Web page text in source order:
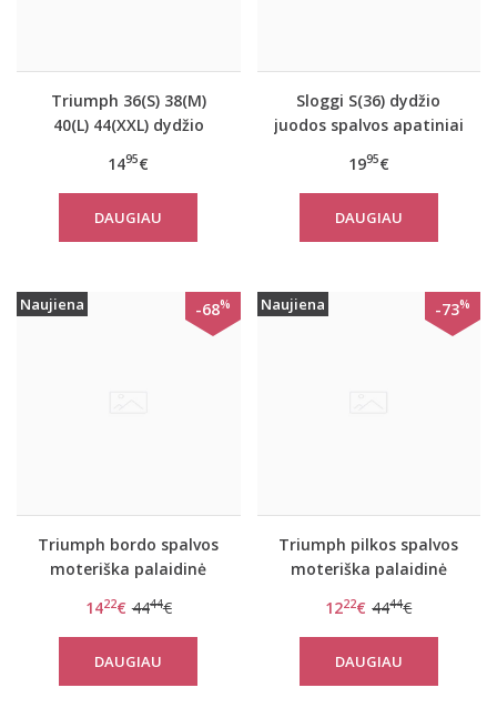
Triumph 36(S) 38(M)
40(L) 44(XXL) dydžio
medvilninė miego
palaidinė Mix Match
TOP SSL 01 X
1495€
DAUGIAU
Sloggi S(36) dydžio
juodos spalvos apatiniai
Shirt 01
1995€
DAUGIAU
Naujiena -68%
Triumph bordo spalvos
moteriška palaidinė
1422€ 4444€
DAUGIAU
Naujiena -73%
Triumph pilkos spalvos
moteriška palaidinė
1222€ 4444€
DAUGIAU